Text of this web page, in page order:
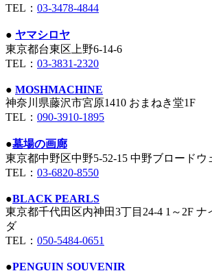
TEL： 03-3478-4844
● ヤマシロヤ
東京都台東区上野6-14-6
TEL： 03-3831-2320
● MOSHMACHINE
神奈川県藤沢市宮原1410 おまねき堂1F
TEL： 090-3910-1895
●墓場の画廊
東京都中野区中野5-52-15 中野ブロードウ
TEL： 03-6820-8550
●BLACK PEARLS
東京都千代田区内神田3丁目24-4 1～2F
ダ
TEL： 050-5484-0651
●PENGUIN SOUVENIR